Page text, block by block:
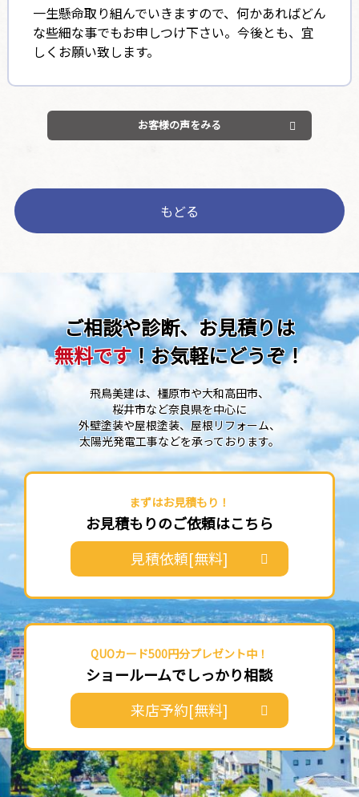
一生懸命取り組んでいきますので、何かあればどん
な些細な事でもお申しつけ下さい。今後とも、宜
しくお願い致します。
お客様の声をみる
もどる
ご相談や診断、お見積りは
無料です！お気軽にどうぞ！
飛鳥美建は、橿原市や大和高田市、
桜井市など奈良県を中心に
外壁塗装や屋根塗装、屋根リフォーム、
太陽光発電工事などを承っております。
まずはお見積もり！
お見積もりのご依頼はこちら
見積依頼[無料]
QUOカード500円分プレゼント中！
ショールームでしっかり相談
来店予約[無料]